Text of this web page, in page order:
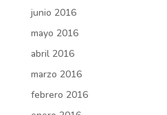
junio 2016
mayo 2016
abril 2016
marzo 2016
febrero 2016